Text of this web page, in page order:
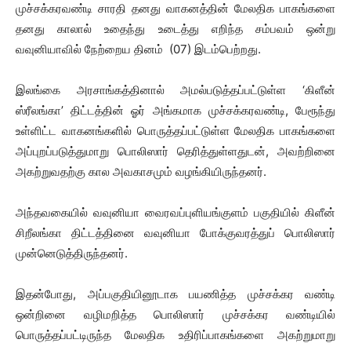
முச்சக்கரவண்டி சாரதி தனது வாகனத்தின் மேலதிக பாகங்களை
தனது காலால் உதைந்து உடைத்து எறிந்த சம்பவம் ஒன்று
வவுனியாவில் நேற்றைய தினம் (07) இடம்பெற்றது.
இலங்கை அரசாங்கத்தினால் அமல்படுத்தப்பட்டுள்ள ‘கிளீன்
ஸ்ரீலங்கா’ திட்டத்தின் ஓர் அங்கமாக முச்சக்கரவண்டி, பேரூந்து
உள்ளிட்ட வாகனங்களில் பொருத்தப்பட்டுள்ள மேலதிக பாகங்களை
அப்புறப்படுத்துமாறு பொலிஸார் தெரித்துள்ளதுடன், அவற்றினை
அகற்றுவதற்கு கால அவகாசமும் வழங்கியிருந்தனர்.
அந்தவகையில் வவுனியா வைரவப்புளியங்குளம் பகுதியில் கிளீன்
சிறீலங்கா திட்டத்தினை வவுனியா போக்குவரத்துப் பொலிஸார்
முன்னெடுத்திருந்தனர்.
இதன்போது, அப்பகுதியினூடாக பயணித்த முச்சக்கர வண்டி
ஒன்றினை வழிமறித்த பொலிஸார் முச்சக்கர வண்டியில்
பொருத்தப்பட்டிருந்த மேலதிக உதிரிப்பாகங்களை அகற்றுமாறு